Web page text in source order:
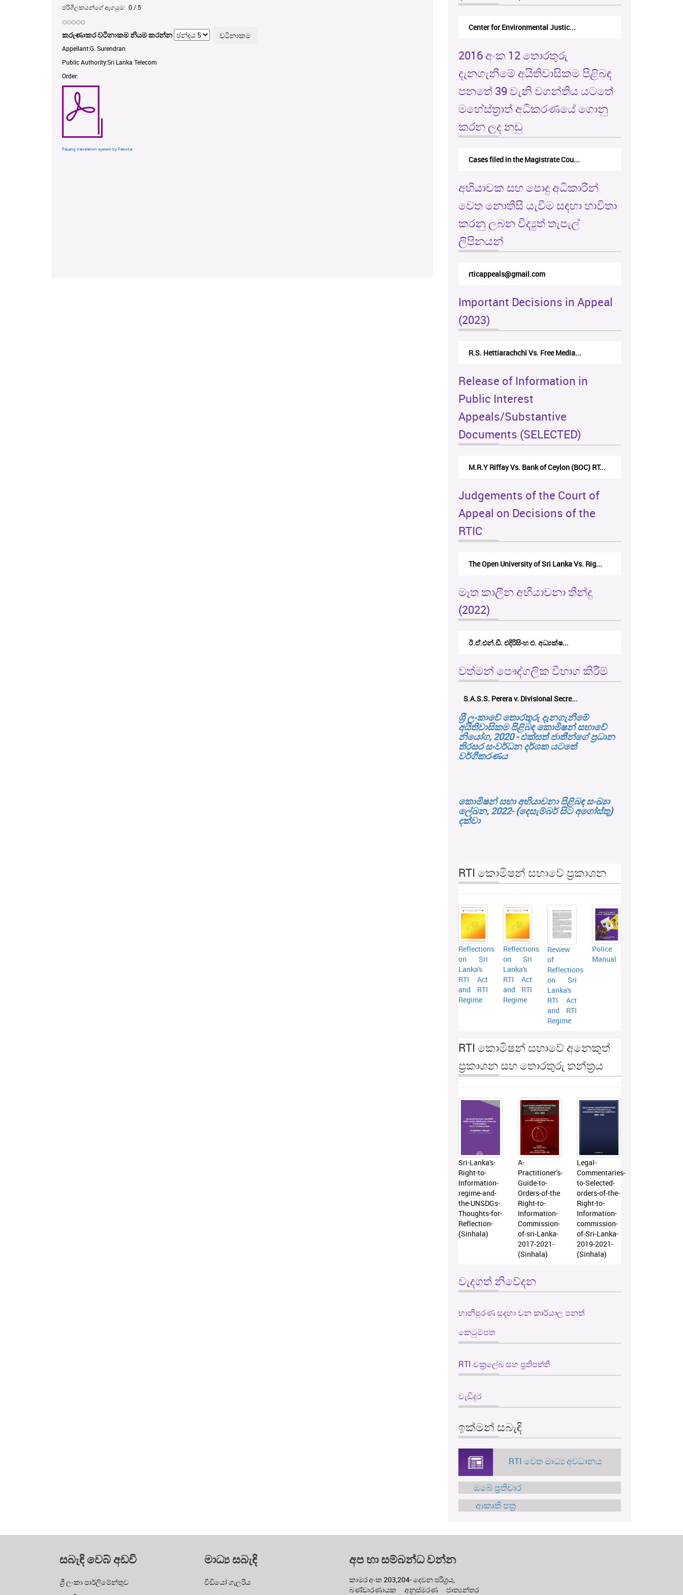
පරිශීලකයන්ගේ ඇගයුම: 0/ 5
කරුණාකර වටිනාකම නියම කරන්න
Appellant:G. Surendran
Public Authority:Sri Lanka Telecom
Order:
FaLang translation system by Faboba
Center for Environmental Justic...
2016 අංක 12 තොරතුරු
දැනගැනීමේ අයිතිවාසිකම පිළිබඳ
පනතේ 39 වැනි වගන්තිය යටතේ
මහේස්ත්‍රාත් අධිකරණයේ ගොනු
කරන ලද නඩු
Cases filed in the Magistrate Cou...
අභියාචක සහ පොදු අධිකාරීන්
වෙත නොතීසි යැවීම සඳහා භාවිතා
කරනු ලබන විද්‍යුත් තැපැල්
ලිපිනයන්
rticappeals@gmail.com
Important Decisions in Appeal
(2023)
R.S. Hettiarachchi Vs. Free Media...
Release of Information in
Public Interest
Appeals/Substantive
Documents (SELECTED)
M.R.Y Riffay Vs. Bank of Ceylon (BOC) RT...
Judgements of the Court of
Appeal on Decisions of the
RTIC
The Open University of Sri Lanka Vs. Rig...
මෑත කාලීන අභියාචනා තීන්දු
(2022)
ඊ.ඒ.එන්.ඩී. එදිරිසිංහ එ. අධ්‍යක්ෂ...
වත්මන් පෞද්ගලික විභාග කිරීම්
S.A.S.S. Perera v. Divisional Secre...
ශ‍්‍රී ලංකාවේ තොරතුරු දැනගැනීමේ
අයිතිවාසිකම පිළිබඳ කොමිෂන් සභාවේ
නියෝග, 2020 - එක්සත් ජාතීන්ගේ ප්‍රධාන
තිරසර සංවර්ධන දර්ශක යටතේ
වර්ගීකරණය
කොමිෂන් සභා අභියාචනා පිළිබඳ සංඛ්‍යා
ලේඛන, 2022- (දෙසැම්බර් සිට අගෝස්තු)
දක්වා
RTI කොමිෂන් සභාවේ ප්‍රකාශන
Reflections
on Sri
Lanka's
RTI Act
and RTI
Regime
Reflections
on Sri
Lanka's
RTI Act
and RTI
Regime
Review
of
Reflections
on Sri
Lanka's
RTI Act
and RTI
Regime
Police
Manual
RTI කොමිෂන් සභාවේ අනෙකුත්
ප්‍රකාශන සහ තොරතුරු තන්ත්‍රය
Sri-Lanka's-
Right-to-
Information-
regime-and-
the-UNSDGs-
Thoughts-for-
Reflection-
(Sinhala)
A-
Practitioner’s-
Guide-to-
Orders-of-the
Right-to-
Information-
Commission-
of-sri-Lanka-
2017-2021-
(Sinhala)
Legal-
Commentaries-
to-Selected-
orders-of-the-
Right-to-
Information-
commission-
of-Sri-Lanka-
2019-2021-
(Sinhala)
වැදගත් නිවේදන
හානිපුරණ සදහා වන කාර්යාල පනත්
කෙටුම්පත
RTI චක්‍රලේඛ සහ ප්‍රතිපත්ති
වැඩිදුර
ඉක්මන් සබැඳි
RTI වෙත මාධ්‍ය අවධානය
ඔබේ ප්‍රතිචාර
ආකෘති පත්‍ර
සබැඳි වෙබ් අඩවි
ශ්‍රී ලංකා පාර්ලිමේන්තුව
මාධ්‍ය සබැඳි
වීඩියෝ ගැලරිය
අප හා සම්බන්ධ වන්න
කාමර අංක 203,204- දෙවන පරිශ්‍රය,
බණ්ඩාරණායක අනුස්මරණ ජාත්‍යන්තර